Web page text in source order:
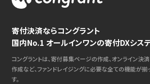
寄付決済ならコングラント
国内No.1 オールインワンの寄付DXシス
コングラントは、寄付募集ページの作成、オンライン決
作成など、ファンドレイジングに必要な全ての機能が揃
す。